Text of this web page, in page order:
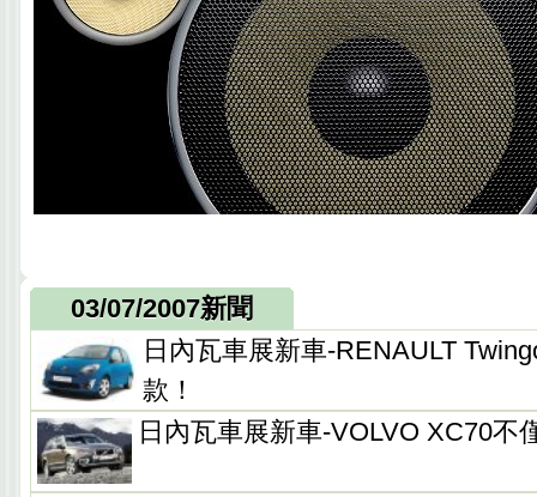
03/07/2007新聞
日內瓦車展新車-RENAULT
款！
日內瓦車展新車-VOLVO XC70不